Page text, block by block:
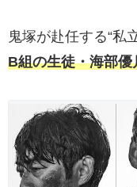
鬼塚が赴任する“私
B組の生徒・海部